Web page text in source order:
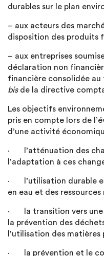
durables sur le plan
– aux acteurs des
disposition des produits
– aux entreprises
déclaration non
financière consolidée au
bisde la directive
Les objectifs
pris en compte lors de
d’une activité
· l’atténuation des
l’adaptation à ces
· l’utilisation durable
en eau et des ressources
· la transition vers une
la prévention des
l’utilisation des matières
· la prévention et le